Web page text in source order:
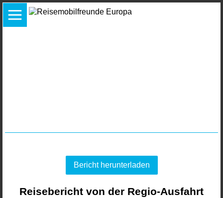
Bericht herunterladen
Reisebericht von der Regio-Ausfahrt